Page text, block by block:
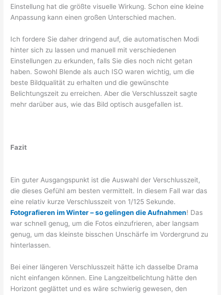
Einstellung hat die größte visuelle Wirkung. Schon eine kleine
Anpassung kann einen großen Unterschied machen.
Ich fordere Sie daher dringend auf, die automatischen Modi
hinter sich zu lassen und manuell mit verschiedenen
Einstellungen zu erkunden, falls Sie dies noch nicht getan
haben. Sowohl Blende als auch ISO waren wichtig, um die
beste Bildqualität zu erhalten und die gewünschte
Belichtungszeit zu erreichen. Aber die Verschlusszeit sagte
mehr darüber aus, wie das Bild optisch ausgefallen ist.
Fazit
Ein guter Ausgangspunkt ist die Auswahl der Verschlusszeit,
die dieses Gefühl am besten vermittelt. In diesem Fall war das
eine relativ kurze Verschlusszeit von 1/125 Sekunde.
Fotografieren im Winter – so gelingen die Aufnahmen! Das
war schnell genug, um die Fotos einzufrieren, aber langsam
genug, um das kleinste bisschen Unschärfe im Vordergrund zu
hinterlassen.
Bei einer längeren Verschlusszeit hätte ich dasselbe Drama
nicht einfangen können. Eine Langzeitbelichtung hätte den
Horizont geglättet und es wäre schwierig gewesen, den